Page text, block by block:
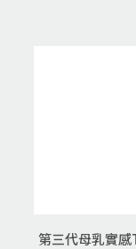
第三代母乳實